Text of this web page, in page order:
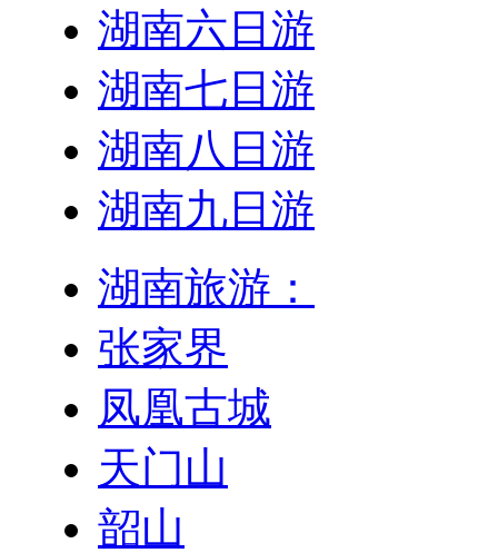
湖南六日游
湖南七日游
湖南八日游
湖南九日游
湖南旅游：
张家界
凤凰古城
天门山
韶山